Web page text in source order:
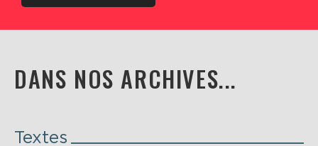
DANS NOS ARCHIVES...
Textes